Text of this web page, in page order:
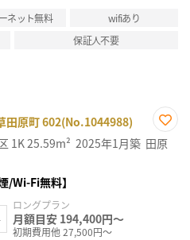
ネット無料
wifiあり
保証人不要
田原町 602(No.1044988)
お気
に入
1K25.59m² 2025年1月築 田原
/Wi-Fi無料】
ロングプラン
月額目安 194,400円～
初期費用他 27,500円～